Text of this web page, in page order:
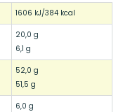
1606 kJ/384 kcal
20,0 g
6,1 g
52,0 g
51,5 g
6,0 g